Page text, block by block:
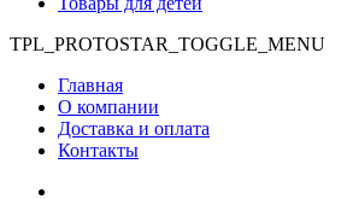
TPL_PROTOSTAR_TOGGLE_MENU
Главная
О компании
Доставка и оплата
Контакты